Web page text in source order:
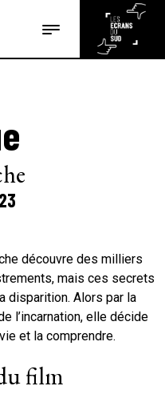
découvre des milliers
mais ces secrets
disparition. Alors par la
l’incarnation, elle décide
et la comprendre.
film